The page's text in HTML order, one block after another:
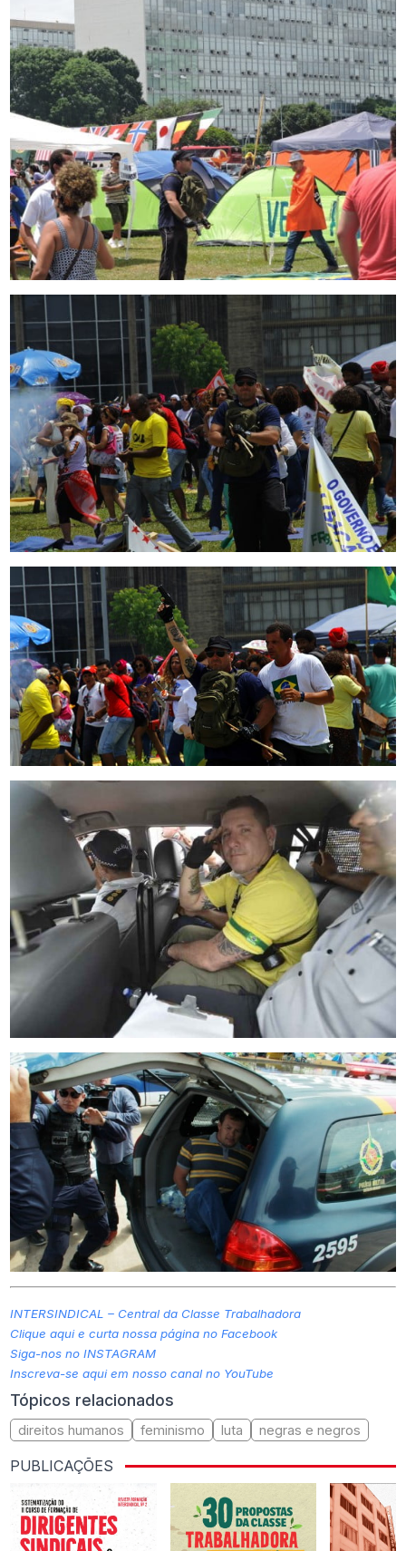
INTERSINDICAL – Central da Classe Trabalhadora
Clique aqui e curta nossa página no Facebook
Siga-nos no INSTAGRAM
Inscreva-se aqui em nosso canal no YouTube
Tópicos relacionados
direitos humanos feminismo luta negras e negros
PUBLICAÇÕES